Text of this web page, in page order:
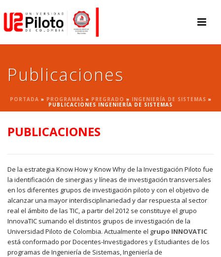
Publicaciones
PORTADA » PROGRAMAS » PREGRADO » INGENIERÍA DE SISTEMAS »
PUBLICACIONES INGENIERÍA DE SISTEMAS
PUBLICACIONES
De la estrategia Know How y Know Why de la Investigación Piloto fue
la identificación de sinergias y líneas de investigación transversales
en los diferentes grupos de investigación piloto y con el objetivo de
alcanzar una mayor interdisciplinariedad y dar respuesta al sector
real el ámbito de las TIC, a partir del 2012 se constituye el grupo
InnovaTIC sumando el distintos grupos de investigación de la
Universidad Piloto de Colombia. Actualmente el grupo INNOVATIC
está conformado por Docentes-Investigadores y Estudiantes de los
programas de Ingeniería de Sistemas, Ingeniería de